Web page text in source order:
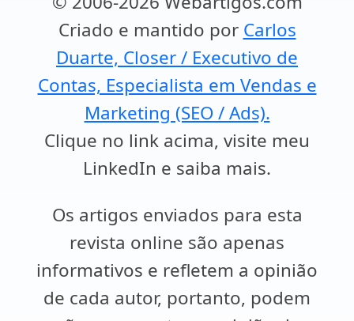
Criado e mantido por Carlos
Duarte, Closer / Executivo de
Contas, Especialista em Vendas e
Marketing (SEO / Ads).
Clique no link acima, visite meu
LinkedIn e saiba mais.
Os artigos enviados para esta
revista online são apenas
informativos e refletem a opinião
de cada autor, portanto, podem